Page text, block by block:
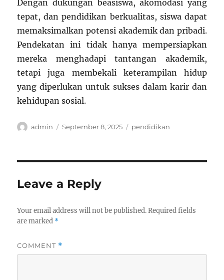
Dengan dukungan beasiswa, akomodasi yang
tepat, dan pendidikan berkualitas, siswa dapat
memaksimalkan potensi akademik dan pribadi.
Pendekatan ini tidak hanya mempersiapkan
mereka menghadapi tantangan akademik,
tetapi juga membekali keterampilan hidup
yang diperlukan untuk sukses dalam karir dan
kehidupan sosial.
Author
admin
Posted
September 8, 2025 Categories
pendidikan
Leave a Reply
Your email address will not be published. Required fields
are marked *
COMMENT *